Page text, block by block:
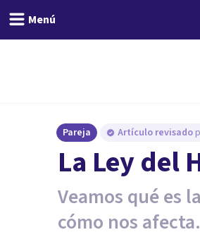
Menú
Pareja Artículo revisado
La Ley del
Veamos qué es
cómo nos afecta.